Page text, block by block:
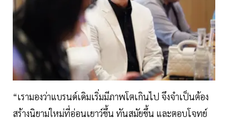
“เรามองว่าแบรนด์เดิมเริ่มมีภาพโตเกินไป จึงจำเป็นต้อง
สร้างนิยามใหม่ที่อ่อนเยาว์ขึ้น ทันสมัยขึ้น และตอบโจทย์